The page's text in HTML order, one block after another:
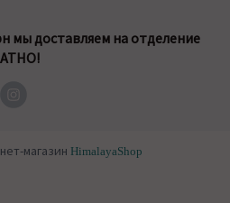
мы доставляем на отделение
магазин HimalayaShop